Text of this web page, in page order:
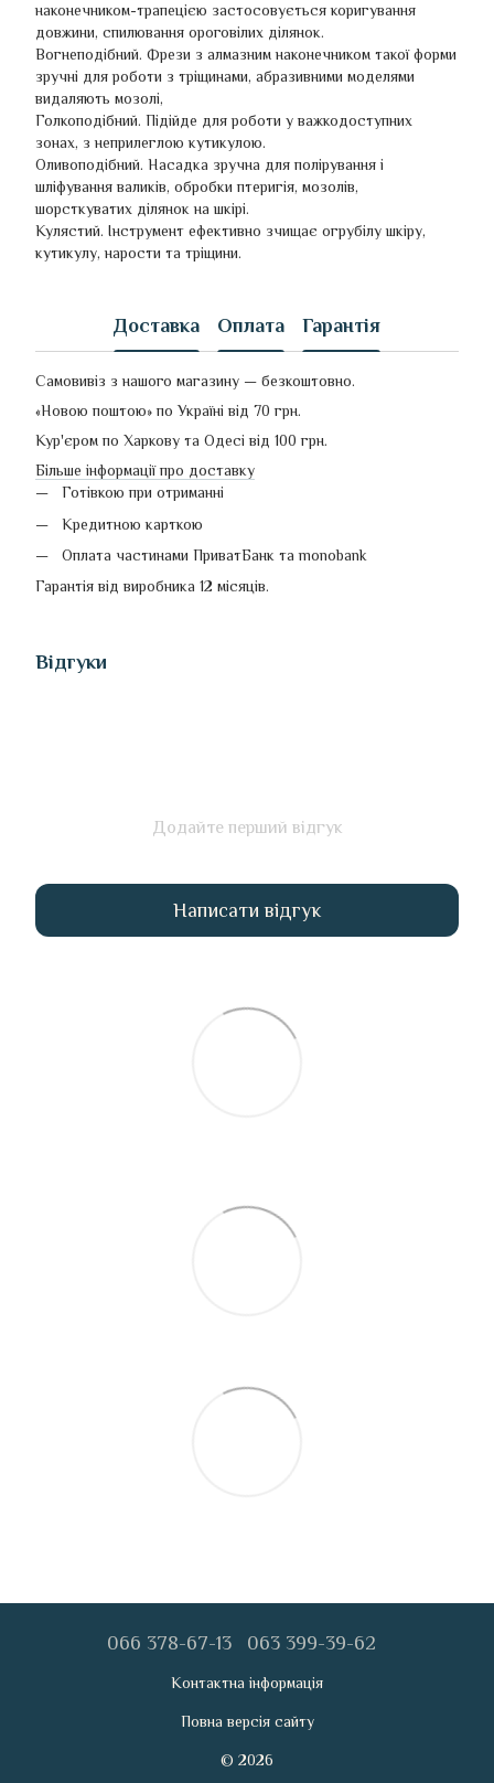
наконечником-трапецією застосовується коригування
довжини, спилювання ороговілих ділянок.
Вогнеподібний. Фрези з алмазним наконечником такої форми
зручні для роботи з тріщинами, абразивними моделями
видаляють мозолі,
Голкоподібний. Підійде для роботи у важкодоступних
зонах, з неприлеглою кутикулою.
Оливоподібний. Насадка зручна для полірування і
шліфування валиків, обробки птеригія, мозолів,
шорсткуватих ділянок на шкірі.
Кулястий. Інструмент ефективно зчищає огрубілу шкіру,
кутикулу, нарости та тріщини.
Доставка Оплата Гарантія
Самовивіз з нашого магазину — безкоштовно.
«Новою поштою» по Україні від 70 грн.
Кур'єром по Харкову та Одесі від 100 грн.
Більше інформації про доставку
Готівкою при отриманні
Кредитною карткою
Оплата частинами ПриватБанк та monobank
Гарантія від виробника 12 місяців.
Відгуки
Додайте перший відгук
Написати відгук
066 378-67-13 063 399-39-62
Контактна інформація
Повна версія сайту
© 2026